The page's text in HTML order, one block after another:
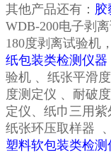
其他产品还有： 胶
WDB-200电子剥
180度剥离试验机
纸包装类检测仪器
验机 、纸张平滑
度测定仪 、耐破
定仪、纸巾三用
纸张环压取样器
塑料软包装类检测